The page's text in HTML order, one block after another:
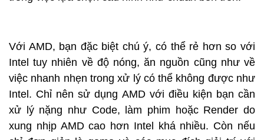
Với AMD, bạn đặc biệt chú ý, có thể rẻ hơn so với
Intel tuy nhiên về độ nóng, ăn nguồn cũng như về
việc nhanh nhẹn trong xử lý có thể không được như
Intel. Chỉ nên sử dụng AMD với điều kiện bạn cần
xử lý nặng như Code, làm phim hoặc Render do
xung nhịp AMD cao hơn Intel khá nhiều. Còn nếu